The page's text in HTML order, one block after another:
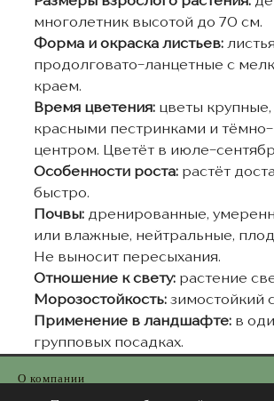
многолетник высотой до 70 см.
Форма и окраска листьев:
продолговато-ланцетные с
краем.
Время цветения:цветы
красными пестринками и
центром. Цветёт в июле-
Особенности роста:растёт
быстро.
Почвы:дренированные,
или влажные, нейтральные,
Не выносит пересыхания.
Отношение к свету:растение
Морозостойкость:зимостойкий
Применение в ландшафте:в
групповых посадках.
О компании